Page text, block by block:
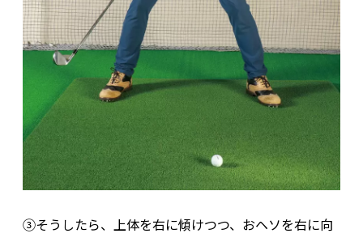
③そうしたら、上体を右に傾けつつ、おヘソを右に向